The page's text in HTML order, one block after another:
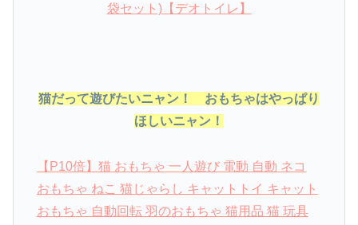
袋セット)【デオトイレ】
猫だって遊びたいニャン！ おもちゃはやっぱり
ほしいニャン！
【P10倍】猫 おもちゃ 一人遊び 電動 自動 ネコ
おもちゃ ねこ 猫じゃらし キャットトイ キャット
おもちゃ 自動回転 羽のおもちゃ 猫用品 猫 玩具